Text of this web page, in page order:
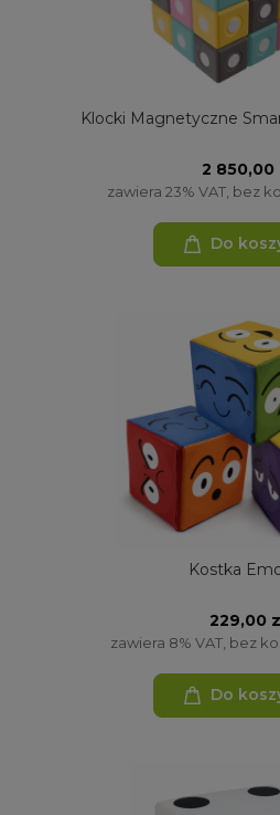
Klocki Magnetyczne
2 850,00
zawiera 23% VAT, bez
Do
Kostka
229,00
zawiera 8% VAT, bez
Do